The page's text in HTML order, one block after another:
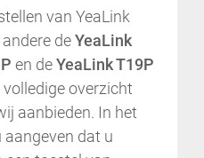
van YeaLink
deYeaLink
en deYeaLink T19P
overzicht
aanbieden. In het
dat u